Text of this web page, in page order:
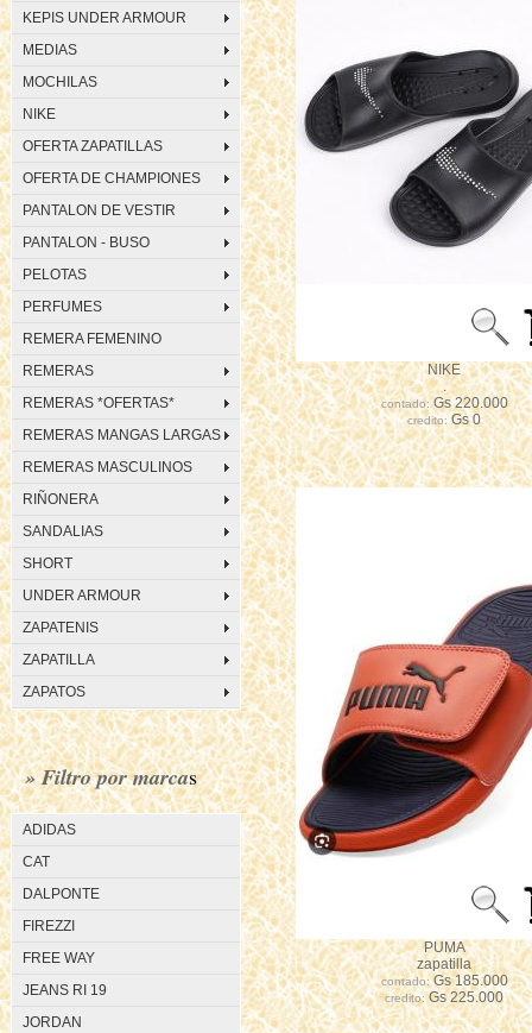
KEPIS UNDER ARMOUR
MEDIAS
MOCHILAS
NIKE
OFERTA ZAPATILLAS
OFERTA DE CHAMPIONES
PANTALON DE VESTIR
PANTALON - BUSO
PELOTAS
PERFUMES
REMERA FEMENINO
REMERAS
REMERAS *OFERTAS*
REMERAS MANGAS LARGAS
REMERAS MASCULINOS
RIÑONERA
SANDALIAS
SHORT
UNDER ARMOUR
ZAPATENIS
ZAPATILLA
ZAPATOS
» Filtro por marcas
ADIDAS
CAT
DALPONTE
FIREZZI
FREE WAY
JEANS RI 19
JORDAN
NIKE
.
contado:Gs 220.000
credito:Gs 0
PUMA
zapatilla
contado:Gs 185.000
credito:Gs 225.000